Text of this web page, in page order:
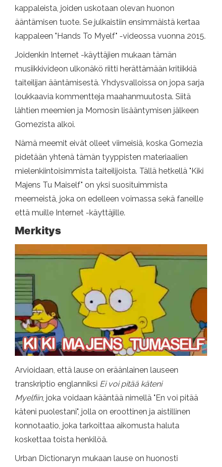
kappaleista, joiden uskotaan olevan huonon
ääntämisen tuote. Se julkaistiin ensimmäistä kertaa
kappaleen "Hands To Myelf" -videossa vuonna 2015.
Joidenkin Internet -käyttäjien mukaan tämän
musiikkivideon ulkonäkö riitti herättämään kritiikkiä
taiteilijan ääntämisestä. Yhdysvalloissa on jopa sarja
loukkaavia kommentteja maahanmuutosta. Siitä
lähtien meemien ja Momosin lisääntymisen jälkeen
Gomezista alkoi.
Nämä meemit eivät olleet viimeisiä, koska Gomezia
pidetään yhtenä tämän tyyppisten materiaalien
mielenkiintoisimmista taiteilijoista. Tällä hetkellä "Kiki
Majens Tu Maiself" on yksi suosituimmista
meemeistä, joka on edelleen voimassa sekä faneille
että muille Internet -käyttäjille.
Merkitys
Arvioidaan, että lause on eräänlainen lauseen
transkriptio englanniksi Ei voi pitää käteni
Myelfiin, joka voidaan kääntää nimellä "En voi pitää
käteni puolestani", jolla on eroottinen ja aistillinen
konnotaatio, joka tarkoittaa aikomusta haluta
koskettaa toista henkilöä.
Urban Dictionaryn mukaan lause on huonosti